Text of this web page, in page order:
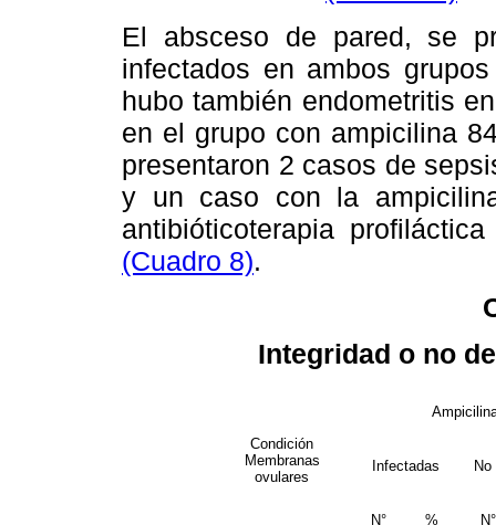
El absceso de pared, se
infectados en ambos
hubo también endometritis
en el grupo con ampicilina
presentaron 2 casos de
y un caso con la
antibióticoterapia
(Cuadro 8).
Integridad o no
Condición
Membranas
ovulares
Infectadas
N° % N°